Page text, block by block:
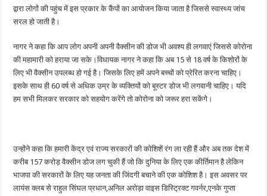
द्वारा लोगों की पहुंच में इस प्रकार के कैंपों का आयोजन किया जाता है जिससे स्वास्थ्य जांच
सरल हो जाती है।
नागर ने कहा कि आप लोग अपनी अपनी वैक्सीन की डोज भी अवश्य ही लगवाएं जिससे कोरोना
की महामारी को हराया जा सके।विधायक नागर ने कहा कि अब 15 से 18 वर्ष के किशोरों के
लिए भी वैक्सीन उपलब्ध हो गई है। जिसके लिए हमें अपने बच्चों को प्रेरित करना चाहिए।
इसके साथ ही 60 वर्ष से अधिक उम्र के व्यक्तियों को बूस्टर डोज भी लगवानी चाहिए। यदि
हम सभी मिलकर सरकार को सहयोग करेंगे तो कोरोना को जरूर हरा सकेंगे।
उन्होंने कहा कि हमारी केंद्र एवं राज्य सरकारों की कोशिशें रंग ला रही हैं और अब तक देश में
करीब 157 करोड़ वैक्सीन डोज लग चुकी हैं जो कि दुनिया के लिए एक कीर्तिमान है लेकिन
भाजपा की सरकारों के लिए यह जनता की जिंदगी बचाने की एक कोशिश है। इस अवसर पर
लायंस क्लब से राहुल सिंघल प्रधान,अनिल अरोड़ा वाइस डिस्ट्रिक्ट गवर्नर,एनके गुप्ता